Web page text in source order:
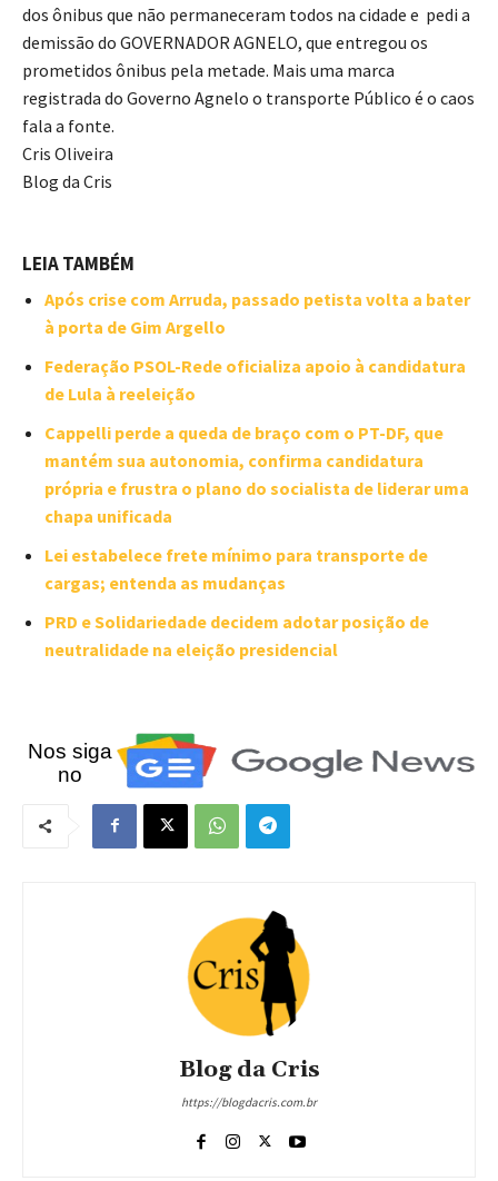
dos ônibus que não permaneceram todos na cidade e pedi a
demissão do GOVERNADOR AGNELO, que entregou os
prometidos ônibus pela metade. Mais uma marca
registrada do Governo Agnelo o transporte Público é o caos
fala a fonte.
Cris Oliveira
Blog da Cris
LEIA TAMBÉM
Após crise com Arruda, passado petista volta a bater
à porta de Gim Argello
Federação PSOL-Rede oficializa apoio à candidatura
de Lula à reeleição
Cappelli perde a queda de braço com o PT-DF, que
mantém sua autonomia, confirma candidatura
própria e frustra o plano do socialista de liderar uma
chapa unificada
Lei estabelece frete mínimo para transporte de
cargas; entenda as mudanças
PRD e Solidariedade decidem adotar posição de
neutralidade na eleição presidencial
Nos siga
no
Blog da Cris
https://blogdacris.com.br